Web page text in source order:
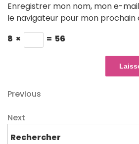
Enregistrer mon nom, mon e-
le navigateur pour mon
8 × = 56
Navigation
de
l’article
Previous
Previous
Next
Next
Rechercher